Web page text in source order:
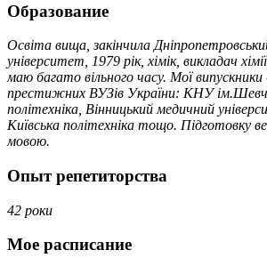
Образование
Освіта вища, закінчила
університет, 1979 рік, хімік, викладач
маю багато вільного часу. Мої
престижних ВУЗів України: КНУ
політехніка, Вінницький медичний
Київська політехніка тощо. Підготовку
мовою.
Опыт репетиторства
42 роки
Мое расписание